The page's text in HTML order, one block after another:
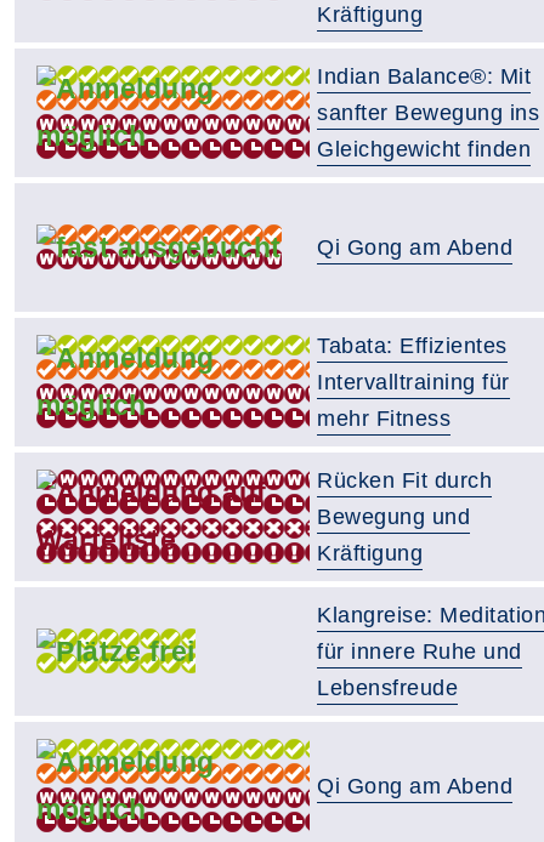
Kräftigung
Indian Balance®: Mit
sanfter Bewegung ins
Gleichgewicht finden
Qi Gong am Abend
Tabata: Effizientes
Intervalltraining für
mehr Fitness
Rücken Fit durch
Bewegung und
Kräftigung
Klangreise:
für innere Ruhe und
Lebensfreude
Qi Gong am Abend